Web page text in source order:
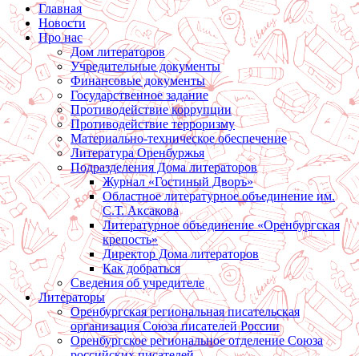
Главная
Новости
Про нас
Дом литераторов
Учредительные документы
Финансовые документы
Государственное задание
Противодействие коррупции
Противодействие терроризму
Материально-техническое обеспечение
Литература Оренбуржья
Подразделения Дома литераторов
Журнал «Гостиный Дворъ»
Областное литературное объединение им.
С.Т. Аксакова
Литературное объединение «Оренбургская
крепость»
Директор Дома литераторов
Как добраться
Сведения об учредителе
Литераторы
Оренбургская региональная писательская
организация Союза писателей России
Оренбургское региональное отделение Союза